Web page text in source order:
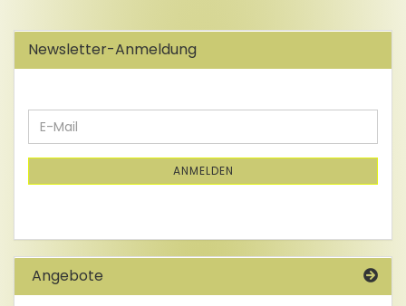
Newsletter-Anmeldung
WEITER
ZUR
NEWSLETTER-
E-
Mail
ANMELDEN
Angebote